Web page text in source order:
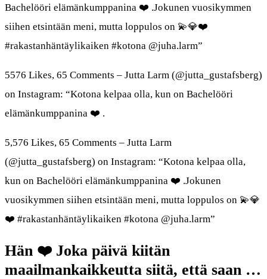
Bachelööri elämänkumppanina ❤️ .Jokunen vuosikymmen
siihen etsintään meni, mutta loppulos on 💫💎❤️
#rakastanhäntäylikaiken #kotona @juha.larm”
5576 Likes, 65 Comments – Jutta Larm (@jutta_gustafsberg)
on Instagram: “Kotona kelpaa olla, kun on Bachelööri
elämänkumppanina ❤️ .
5,576 Likes, 65 Comments – Jutta Larm
(@jutta_gustafsberg) on Instagram: “Kotona kelpaa olla,
kun on Bachelööri elämänkumppanina ❤️ .Jokunen
vuosikymmen siihen etsintään meni, mutta loppulos on 💫💎
❤️ #rakastanhäntäylikaiken #kotona @juha.larm”
Hän ❤️ Joka päivä kiitän
maailmankaikkeutta siitä, että saan …